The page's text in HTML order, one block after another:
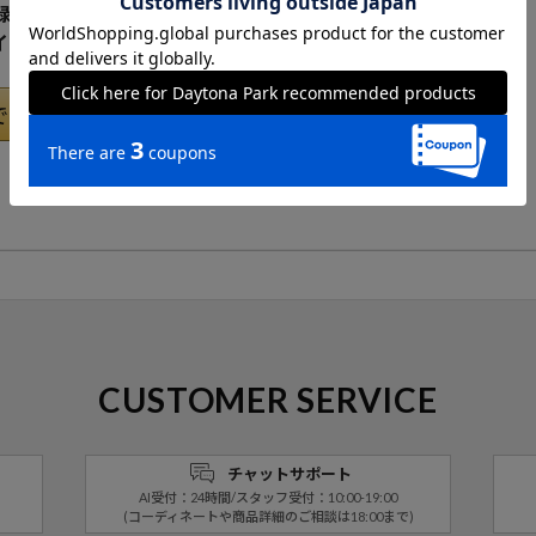
情報を利用して
CUSTOMER SERVICE
チャットサポート
AI受付：24時間/スタッフ受付：10:00-19:00
(コーディネートや商品詳細のご相談は18:00まで)